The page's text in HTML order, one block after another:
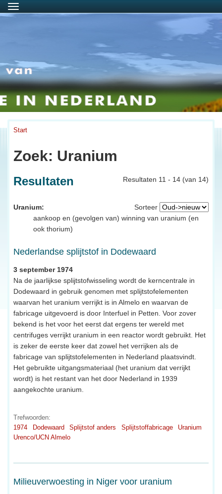
Menu
Start
Zoek: Uranium
Resultaten 11 - 14 (van 14)
Resultaten
Sorteer
Uranium:
aankoop en (gevolgen van) winning van uranium (en
ook thorium)
Nederlandse splijtstof in Dodewaard
3 september 1974
Na de jaarlijkse splijtstofwisseling wordt de kerncentrale in
Dodewaard in gebruik genomen met splijtstofelementen
waarvan het uranium verrijkt is in Almelo en waarvan de
fabricage uitgevoerd is door Interfuel in Petten. Voor zover
bekend is het voor het eerst dat ergens ter wereld met
centrifuges verrijkt uranium in een reactor wordt gebruikt. Het
is zeker de eerste keer dat zowel het verrijken als de
fabricage van splijtstofelementen in Nederland plaatsvindt.
Het gebruikte uitgangsmateriaal (het uranium dat verrijkt
wordt) is het restant van het door Nederland in 1939
aangekochte uranium.
Trefwoorden:
1974
Dodewaard Splijtstof anders Splijtstoffabricage
Uranium
Urenco/UCN Almelo
Milieuverwoesting in Niger voor uranium